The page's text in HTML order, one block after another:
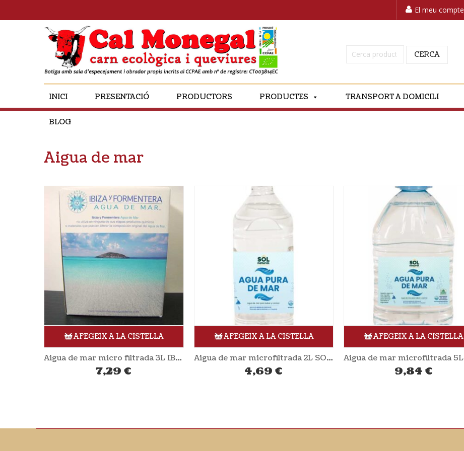
El meu compte
Cerca: CERCA
INICI PRESENTACIÓ PRODUCTORS PRODUCTES TRANSPORT A DOMICILI
BLOG
Aigua de mar
AFEGEIX A LA CISTELLA
Aigua de mar micro filtrada 3L IBIZA I FORMENTERA
7,29 €
AFEGEIX A LA CISTELLA
Aigua de mar microfiltrada 2L SOL NATURAL
4,69 €
AFEGEIX A LA CISTELLA
9,84 €